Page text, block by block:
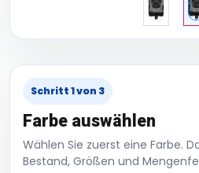
Schritt 1 von 3
Farbe auswählen
Wählen Sie zuerst eine Farbe.
Bestand, Größen und